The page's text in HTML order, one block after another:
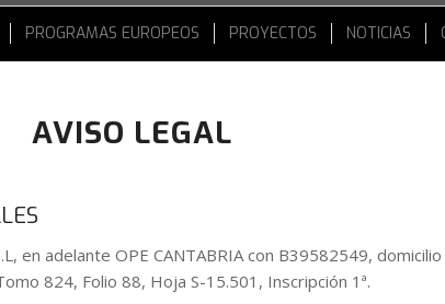
PROGRAMAS EUROPEOS PROYECTOS NOTICIAS
AVISO LEGAL
en adelante OPE CANTABRIA con B39582549,
824, Folio 88, Hoja S-15.501, Inscripción 1ª.